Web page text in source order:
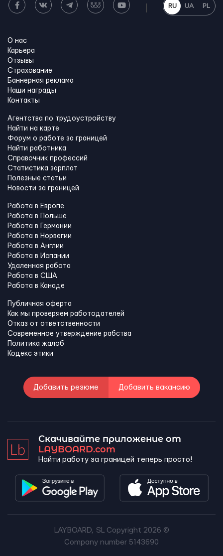
RU UA PL
О нас
Карьера
Отзывы
Страхование
Баннерная реклама
Наши награды
Контакты
Агентства по трудоустройству
Найти на карте
Форум о работе за границей
Найти работника
Справочник профессий
Статистика зарплат
Полезные статьи
Новости за границей
Работа в Европе
Работа в Польше
Работа в Германии
Работа в Норвегии
Работа в Англии
Работа в Испании
Удаленная работа
Работа в США
Работа в Канадe
Публичная оферта
Как мы проверяем работодателей
Отказ от ответственности
Современное утверждение рабства
Политика жалоб
Кодекс этики
Добавить резюме Добавить вакансию
Скачивайте приложение от
LAYBOARD.com
Найти работу за границей теперь просто!
LAYBOARD, SL Copyright 2026 ©
Company number 5143690